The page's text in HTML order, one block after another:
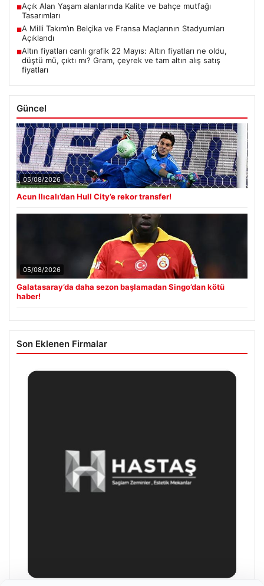
■Açık Alan Yaşam alanlarında Kalite ve bahçe mutfağı
Tasarımları
■A Milli Takım’ın Belçika ve Fransa Maçlarının Stadyumları
Açıklandı
■Altın fiyatları canlı grafik 22 Mayıs: Altın fiyatları ne oldu,
düştü mü, çıktı mı? Gram, çeyrek ve tam altın alış satış
fiyatları
Güncel
05/08/2026
Acun Ilıcalı’dan Hull City’e rekor transfer!
05/08/2026
Galatasaray’da daha sezon başlamadan Singo’dan kötü
haber!
Son Eklenen Firmalar